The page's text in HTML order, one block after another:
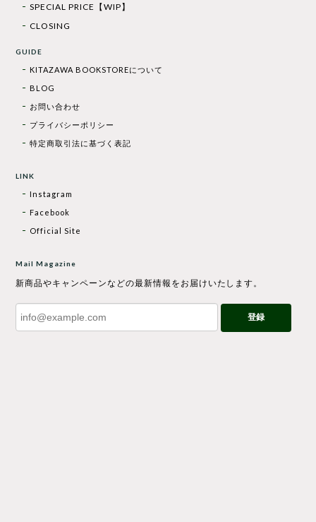
SPECIAL PRICE【WIP】
CLOSING
GUIDE
KITAZAWA BOOKSTOREについて
BLOG
お問い合わせ
プライバシーポリシー
特定商取引法に基づく表記
LINK
Instagram
Facebook
Official Site
Mail Magazine
新商品やキャンペーンなどの最新情報をお届けいたします。
登録